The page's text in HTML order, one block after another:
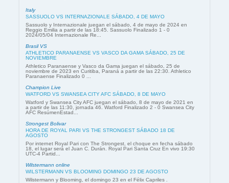
Italy
SASSUOLO VS INTERNAZIONALE SÁBADO, 4 DE MAYO
Sassuolo y Internazionale juegan el sábado, 4 de mayo de 2024 en
Reggio Emilia a partir de las 18:45. Sassuolo Finalizado 1 - 0
2024/05/04 Internazionale Re...
Brasil VS
ATHLETICO PARANAENSE VS VASCO DA GAMA SÁBADO, 25 DE
NOVIEMBRE
Athletico Paranaense y Vasco da Gama juegan el sábado, 25 de
noviembre de 2023 en Curitiba, Paraná a partir de las 22:30. Athletico
Paranaense Finalizado 0 ...
Champion Live
WATFORD VS SWANSEA CITY AFC SÁBADO, 8 DE MAYO
Watford y Swansea City AFC juegan el sábado, 8 de mayo de 2021 en
a partir de las 11:30, jornada 46. Watford Finalizado 2 - 0 Swansea City
AFC ResúmenEstad...
Strongest Bolivar
HORA DE ROYAL PARI VS THE STRONGEST SÁBADO 18 DE
AGOSTO
Por internet Royal Pari con The Strongest, el choque en fecha sábado
18, el lugar será el Juan C. Durán. Royal Pari Santa Cruz En vivo 19:30
UTC-4 Partid...
Wilstermann online
WILSTERMANN VS BLOOMING DOMINGO 23 DE AGOSTO
Wilstermann y Blooming, el domingo 23 en el Félix Capriles .